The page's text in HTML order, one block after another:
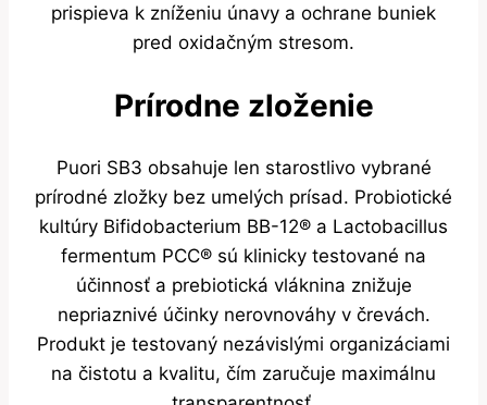
prispieva k zníženiu únavy a ochrane buniek
pred oxidačným stresom.
Prírodne zloženie
Puori SB3 obsahuje len starostlivo vybrané
prírodné zložky bez umelých prísad. Probiotické
kultúry Bifidobacterium BB-12® a Lactobacillus
fermentum PCC® sú klinicky testované na
účinnosť a prebiotická vláknina znižuje
nepriaznivé účinky nerovnováhy v črevách.
Produkt je testovaný nezávislými organizáciami
na čistotu a kvalitu, čím zaručuje maximálnu